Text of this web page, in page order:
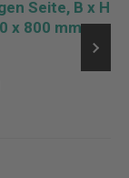
Seite, B x H
x 800 mm